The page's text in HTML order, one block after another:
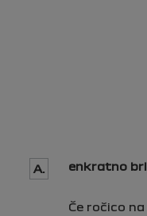
A. enkratno
Če ročico